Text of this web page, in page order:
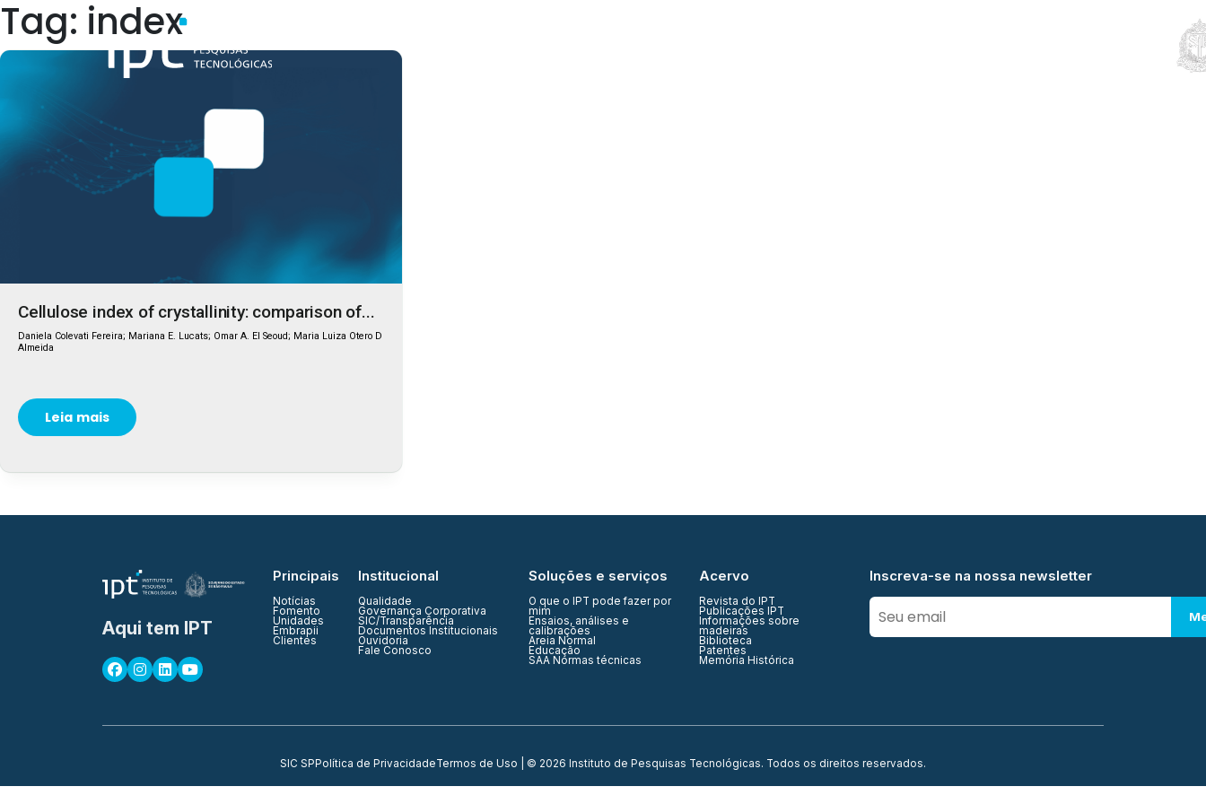
Tag: index
Cellulose index of crystallinity: comparison of...
Daniela Colevati Fereira; Mariana E. Lucats; Omar A. El Seoud; Maria Luiza Otero D
Almeida
Leia mais
Aqui tem IPT
Principais
Notícias
Fomento
Unidades
Embrapii
Clientes
Institucional
Qualidade
Governança Corporativa
SIC/Transparência
Documentos Institucionais
Ouvidoria
Fale Conosco
Soluções e serviços
O que o IPT pode fazer por
mim
Ensaios, análises e
calibrações
Areia Normal
Educação
SAA Normas técnicas
Acervo
Revista do IPT
Publicações IPT
Informações sobre
madeiras
Biblioteca
Patentes
Memória Histórica
Inscreva-se na nossa newsletter
SIC SPPolítica de PrivacidadeTermos de Uso | © 2026 Instituto de Pesquisas Tecnológicas. Todos os direitos reservados.